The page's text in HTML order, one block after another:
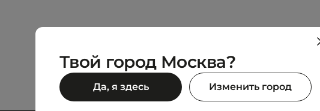
Твой город Москва?
Да, я здесь Изменить город